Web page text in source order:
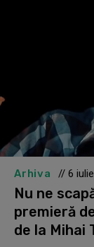
Arhiva // 6
Nu ne
premieră
de la Mihai